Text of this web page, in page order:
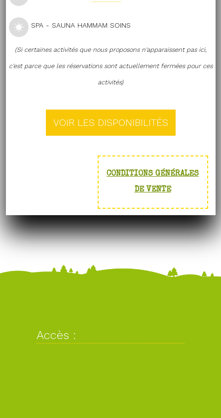
SPA - SAUNA HAMMAM SOINS
(Si certaines activités que nous proposons n'apparaissent pas ici,
c'est parce que les réservations sont actuellement fermées pour ces
activités)
CONDITIONS GÉNÉRALES
DE VENTE
Accès :